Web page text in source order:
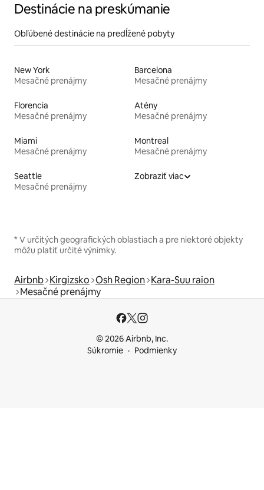
Destinácie na preskúmanie
Obľúbené destinácie na predĺžené pobyty
New York
Mesačné prenájmy
Barcelona
Mesačné prenájmy
Florencia
Mesačné prenájmy
Atény
Mesačné prenájmy
Miami
Mesačné prenájmy
Montreal
Mesačné prenájmy
Seattle
Mesačné prenájmy
Zobraziť viac
* V určitých geografických oblastiach a pre niektoré objekty
môžu platiť určité výnimky.
Airbnb Kirgizsko Osh Region Kara-Suu raion
Mesačné prenájmy
© 2026 Airbnb, Inc.
Súkromie
Podmienky